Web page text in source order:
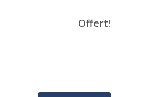
Offert!